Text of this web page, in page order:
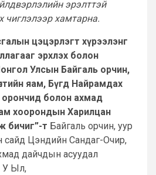
эрэлттэй
чиглэлээр хамтарна.
цэцэрлэгт хүрээлэнг
эрхлэх болон
Улсын Байгаль орчин,
яам, Бүгд Найрамдах
болон ахмад
хоорондын Харилцан
бичиг”-т Байгаль орчин, уур
сайд Цэндийн Сандаг-Очир,
дайчдын асуудал
У Ыл,